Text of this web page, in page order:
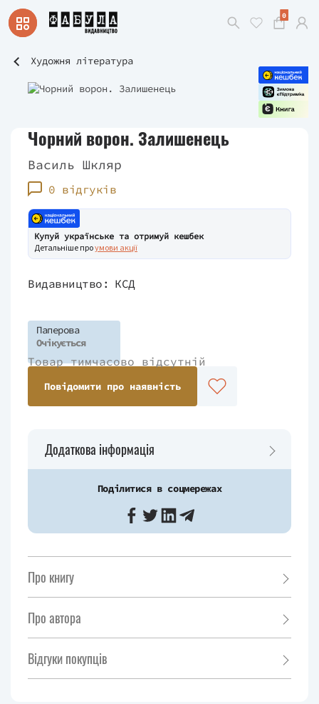
0
Художня література
Чорний ворон. Залишенець
Василь Шкляр
0 відгуків
Купуй українське та отримуй кешбек
Детальніше проумови акції
Видавництво: КСД
Паперова
Очікується
Товар тимчасово відсутній
Повідомити про наявність
Додаткова інформація
Поділитися в соцмережах
Про книгу
Про автора
Відгуки покупців